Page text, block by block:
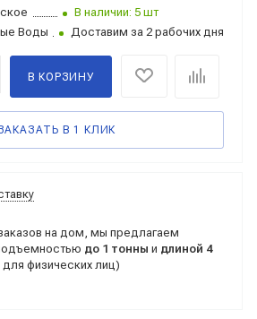
В наличии: 5 шт
Воды Доставим за 2 рабочих дня
В КОРЗИНУ
В 1 КЛИК
на дом, мы предлагаем
до 1 тонны и длиной 4
для физических лиц)